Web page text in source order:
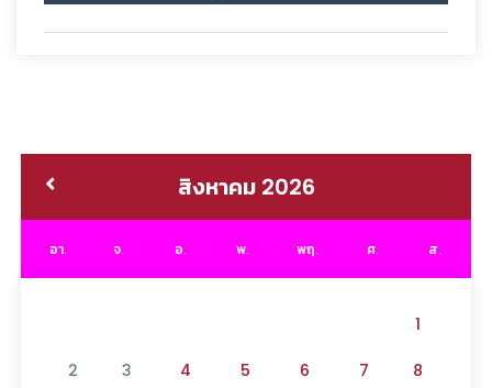
สิงหาคม 2026
อา. จ. อ. พ. พฤ. ศ. ส.
1
2 3 4 5 6 7 8